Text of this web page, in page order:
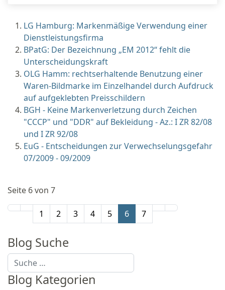
LG Hamburg: Markenmäßige Verwendung einer
Dienstleistungsfirma
BPatG: Der Bezeichnung „EM 2012“ fehlt die
Unterscheidungskraft
OLG Hamm: rechtserhaltende Benutzung einer
Waren-Bildmarke im Einzelhandel durch Aufdruck
auf aufgeklebten Preisschildern
BGH - Keine Markenverletzung durch Zeichen
"CCCP" und "DDR" auf Bekleidung - Az.: I ZR 82/08
und I ZR 92/08
EuG - Entscheidungen zur Verwechselungsgefahr
07/2009 - 09/2009
Seite 6 von 7
1 2 3 4 5 6 7
Blog Suche
Suchen
Blog Kategorien